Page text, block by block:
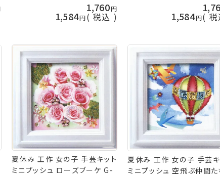
1,760
1,584 税込 1,584
夏休み 工作 女の子 手芸キット
ミニプッシュ ローズブーケ G-
夏休み 工作 女の子 手芸キ
ミニプッシュ 空飛ぶ仲間た